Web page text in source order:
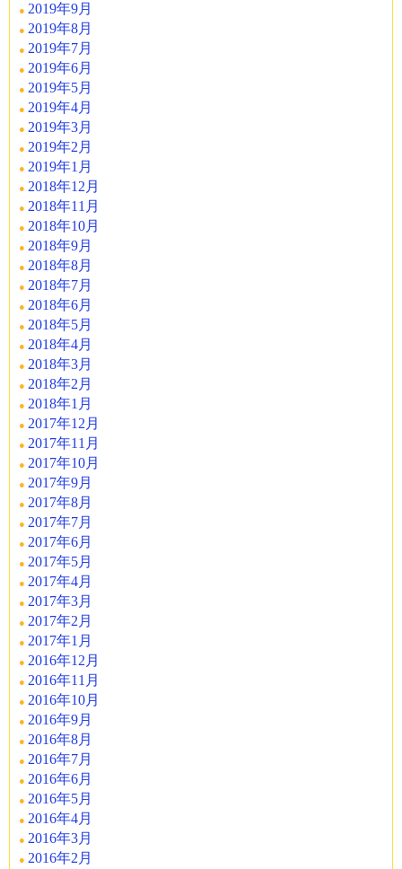
2019年9月
2019年8月
2019年7月
2019年6月
2019年5月
2019年4月
2019年3月
2019年2月
2019年1月
2018年12月
2018年11月
2018年10月
2018年9月
2018年8月
2018年7月
2018年6月
2018年5月
2018年4月
2018年3月
2018年2月
2018年1月
2017年12月
2017年11月
2017年10月
2017年9月
2017年8月
2017年7月
2017年6月
2017年5月
2017年4月
2017年3月
2017年2月
2017年1月
2016年12月
2016年11月
2016年10月
2016年9月
2016年8月
2016年7月
2016年6月
2016年5月
2016年4月
2016年3月
2016年2月